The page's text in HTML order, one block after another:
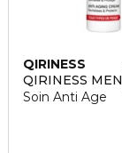
QIRINESS
QIRINESS MEN
Soin Anti Age